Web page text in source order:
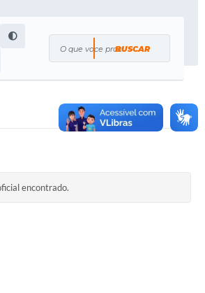
O que voce procura?
encontrado.